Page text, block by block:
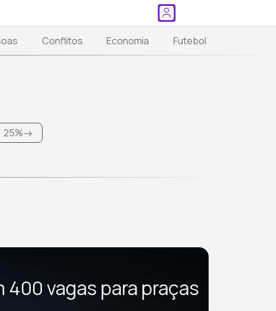
Conflitos Economia Futebol
25%
vagas para praças